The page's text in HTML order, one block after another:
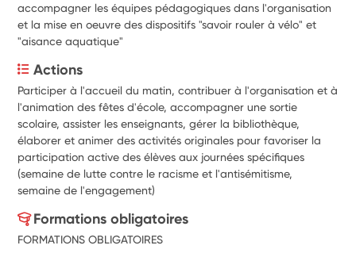
accompagner les équipes pédagogiques dans l'organisation
et la mise en oeuvre des dispositifs "savoir rouler à vélo" et
"aisance aquatique"
Actions
Participer à l'accueil du matin, contribuer à l'organisation et à
l'animation des fêtes d'école, accompagner une sortie
scolaire, assister les enseignants, gérer la bibliothèque,
élaborer et animer des activités originales pour favoriser la
participation active des élèves aux journées spécifiques
(semaine de lutte contre le racisme et l'antisémitisme,
semaine de l'engagement)
Formations obligatoires
FORMATIONS OBLIGATOIRES